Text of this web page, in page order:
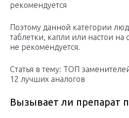
рекомендуется
Поэтому данной категории
таблетки, капли или настои на
не рекомендуется.
Статья в тему: ТОП
12 лучших аналогов
Вызывает ли препарат